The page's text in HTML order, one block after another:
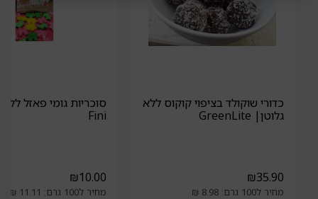
כדורי שוקולד בציפוי קוקוס ללא
גלוטן| GreenLite
₪35.90
מחיר ל100 גרם: 8.98 ₪
סוכריות גומי פאזל
Fini
₪10.00
מחיר ל100 גרם: 11.11 ₪